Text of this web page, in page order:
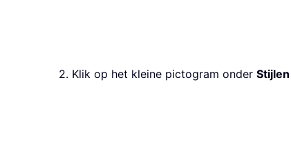
2. Klik op het kleine pictogram onder